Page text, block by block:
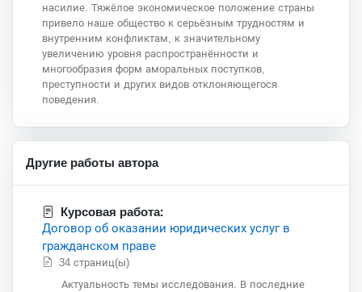
насилие. Тяжёлое экономическое положение страны
привело наше общество к серьёзным трудностям и
внутренним конфликтам, к значительному
увеличению уровня распространённости и
многообразия форм аморальных поступков,
преступности и других видов отклоняющегося
поведения.
Другие работы автора
Курсовая работа:
Договор об оказании юридических услуг в
гражданском праве
34 страниц(ы)
Актуальность темы исследования. В последние